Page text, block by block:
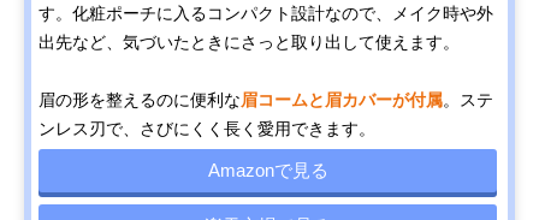
す。化粧ポーチに入るコンパクト設計なので、メイク時や外
出先など、気づいたときにさっと取り出して使えます。
眉の形を整えるのに便利な眉コームと眉カバーが付属。ステ
ンレス刃で、さびにくく長く愛用できます。
Amazonで見る